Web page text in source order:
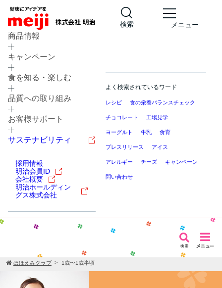
検索 メニュー
商品情報
キャンペーン
食を知る・楽しむ
品質への取り組み
お客様サポート
サステナビリティ
採用情報
明治会員ID
会社概要
明治ホールディン
グス株式会社
よく検索されているワード
レシピ 食の栄養バランスチェック
チョコレート 工場見学
ヨーグルト 牛乳 食育
プレスリリース アイス
アレルギー チーズ キャンペーン
問い合わせ
ほほえみクラブ 1歳〜1歳半頃